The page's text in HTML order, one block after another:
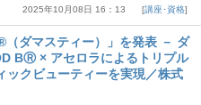
2025年10月08日 16：13 講座･資格
ダマスティー）」を発表 － ダ
BⓇ × アセロラによるトリプル
ックビューティーを実現／株式